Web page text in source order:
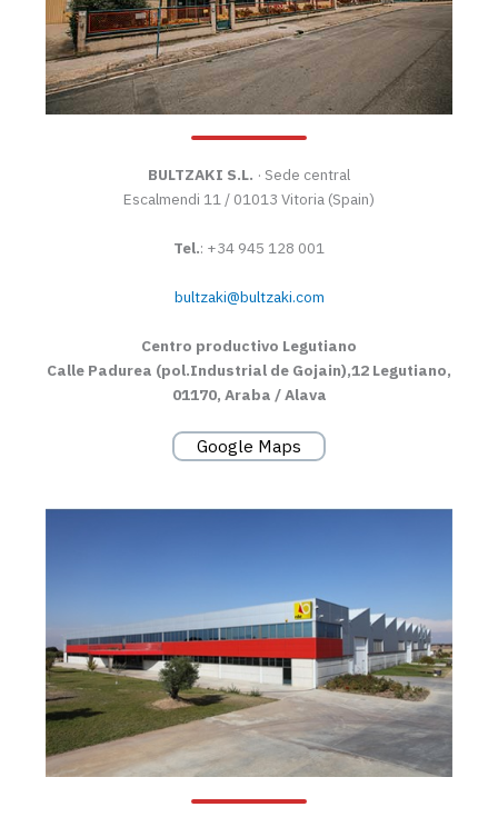
BULTZAKI S.L. · Sede central
Escalmendi 11 / 01013 Vitoria (Spain)
Tel.: +34 945 128 001
bultzaki@bultzaki.com
Centro productivo Legutiano
Calle Padurea (pol.Industrial de Gojain),12 Legutiano,
01170, Araba / Alava
Google Maps